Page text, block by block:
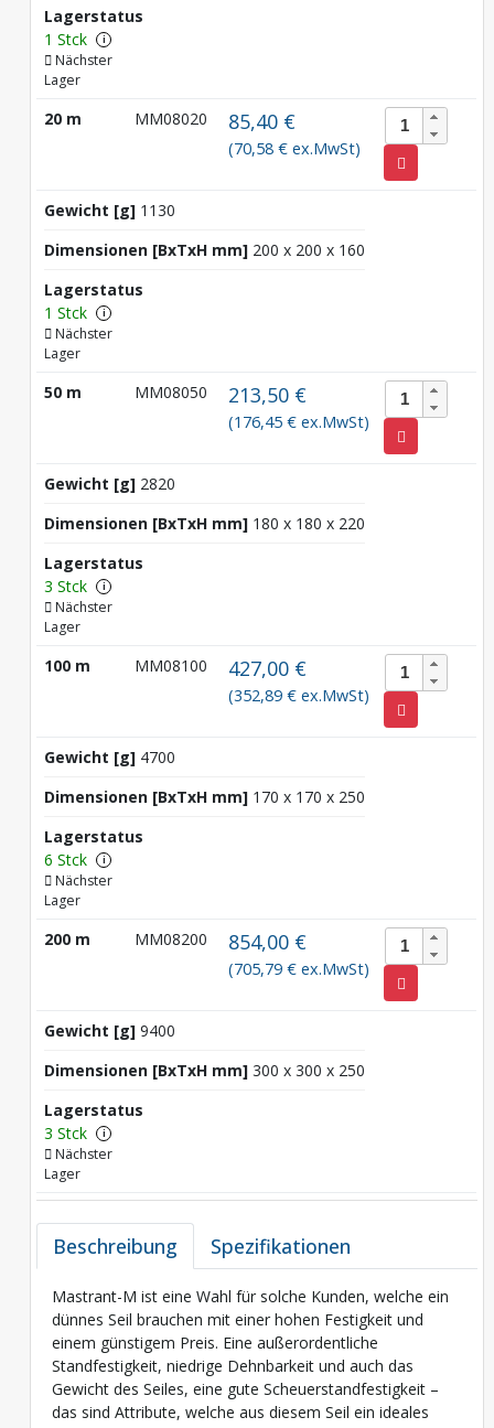
Lagerstatus
1 Stck
i
Nächster
Lager
20 m MM08020 85,40 €
(70,58 € ex.MwSt)
Gewicht [g] 1130
Dimensionen [BxTxH mm] 200 x 200 x 160
Lagerstatus
1 Stck
i
Nächster
Lager
50 m MM08050 213,50 €
(176,45 € ex.MwSt)
Gewicht [g] 2820
Dimensionen [BxTxH mm] 180 x 180 x 220
Lagerstatus
3 Stck
i
Nächster
Lager
100 m MM08100 427,00 €
(352,89 € ex.MwSt)
Gewicht [g] 4700
Dimensionen [BxTxH mm] 170 x 170 x 250
Lagerstatus
6 Stck
i
Nächster
Lager
200 m MM08200 854,00 €
(705,79 € ex.MwSt)
Gewicht [g] 9400
Dimensionen [BxTxH mm] 300 x 300 x 250
Lagerstatus
3 Stck
i
Nächster
Lager
Beschreibung Spezifikationen
Mastrant-M ist eine Wahl für solche Kunden, welche ein
dünnes Seil brauchen mit einer hohen Festigkeit und
einem günstigem Preis. Eine außerordentliche
Standfestigkeit, niedrige Dehnbarkeit und auch das
Gewicht des Seiles, eine gute Scheuerstandfestigkeit –
das sind Attribute, welche aus diesem Seil ein ideales